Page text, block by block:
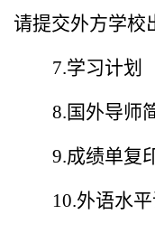
请提交外方学校
7.学习计划
8.国外导师
9.成绩单复
10.外语水